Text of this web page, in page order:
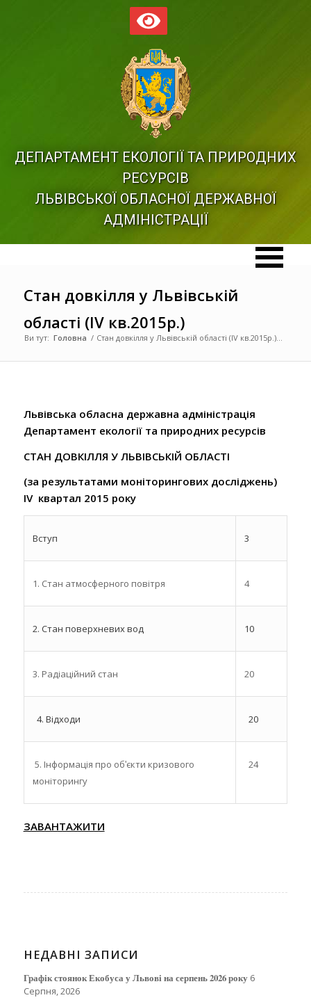
ДЕПАРТАМЕНТ ЕКОЛОГІЇ ТА ПРИРОДНИХ
РЕСУРСІВ
ЛЬВІВСЬКОЇ ОБЛАСНОЇ ДЕРЖАВНОЇ
АДМІНІСТРАЦІЇ
Стан довкілля у Львівській
області (IV кв.2015р.)
Ви тут: Головна / Стан довкілля у Львівській області (IV кв.2015р.)...
Львівська обласна державна адміністрація
Департамент екології та природних ресурсів
СТАН ДОВКІЛЛЯ У ЛЬВІВСЬКІЙ ОБЛАСТІ
(за результатами моніторингових досліджень)
IV квартал 2015 року
Вступ 3
1. Стан атмосферного повітря 4
2. Стан поверхневих вод 10
3. Радіаційний стан 20
4. Відходи 20
5. Інформація про обʹєкти кризового
моніторингу
24
ЗАВАНТАЖИТИ
НЕДАВНІ ЗАПИСИ
Графік стоянок Екобуса у Львові на серпень 2026 року 6
Серпня, 2026